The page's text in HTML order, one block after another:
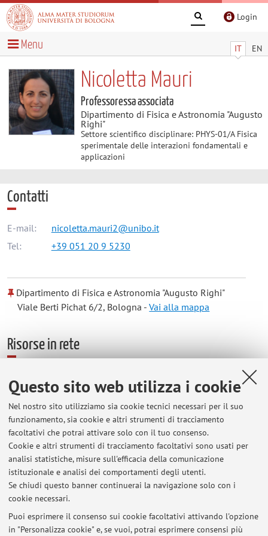
Questo sito web utilizza i cookie
Nel nostro sito utilizziamo sia cookie tecnici necessari per il suo
funzionamento, sia cookie e altri strumenti di tracciamento
facoltativi che potrai attivare solo con il tuo consenso.
Cookie e altri strumenti di tracciamento facoltativi sono usati per
analisi statistiche, misure sull'efficacia della comunicazione
istituzionale e analisi dei comportamenti degli utenti.
Se chiudi questo banner continuerai la navigazione solo con i
cookie necessari.
Puoi esprimere il consenso sui cookie facoltativi attivando l'opzione
in "Personalizza cookie" e, se vuoi, potrai esprimere consensi più
Login
IT EN
Menu
Nicoletta Mauri
Professoressa associata
Dipartimento di Fisica e Astronomia "Augusto
Righi"
Settore scientifico disciplinare: PHYS-01/A Fisica
sperimentale delle interazioni fondamentali e
applicazioni
Contatti
E-mail:
nicoletta.mauri2@unibo.it
Tel:
+39 051 20 9 5230
Dipartimento di Fisica e Astronomia "Augusto Righi"
Viale Berti Pichat 6/2, Bologna -Vai alla mappa
Risorse in rete
Orario di ricevimento
Lunedì dalle 12 alle 13, oppure concordando un
appuntamento via mail (nicoletta.mauri2@unibo.it)
Dipartimento di Fisica e Astronomia, Viale Berti Pichat 6/2